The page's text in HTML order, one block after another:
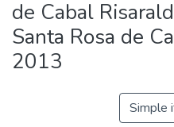
de Cabal
Santa Rosa de
2013
Simple